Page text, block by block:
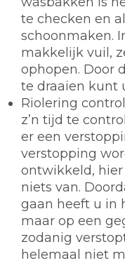
te checken en
schoonmaken.
makkelijk vuil,
ophopen. Door
te draaien kunt
Riolering
z’n tijd te
er een
verstopping
ontwikkeld,
niets van.
gaan heeft u in
maar op een
zodanig
helemaal niet